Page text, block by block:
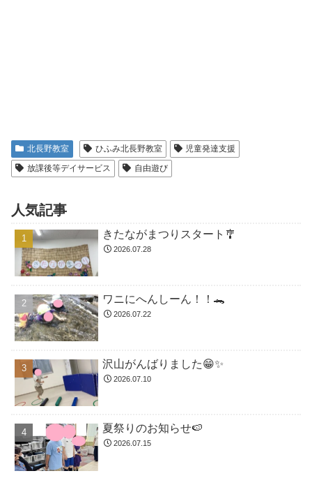
北長野教室 ひふみ北長野教室
児童発達支援
放課後等デイサービス
自由遊び
人気記事
きたながまつりスタート🎐
2026.07.28
ワニにへんしーん！！🐊
2026.07.22
沢山がんばりました😁✨
2026.07.10
夏祭りのお知らせ🍉
2026.07.15